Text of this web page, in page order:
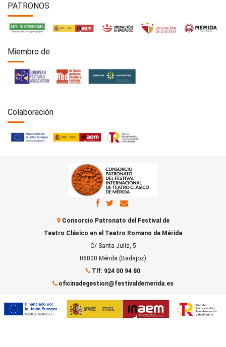
PATRONOS
Miembro de
Colaboración
Consorcio Patronato del Festival de
Teatro Clásico en el Teatro Romano de Mérida
C/ Santa Julia, 5
06800 Mérida (Badajoz)
Tlf: 924 00 94 80
oficinadegestion@festivaldemerida.es